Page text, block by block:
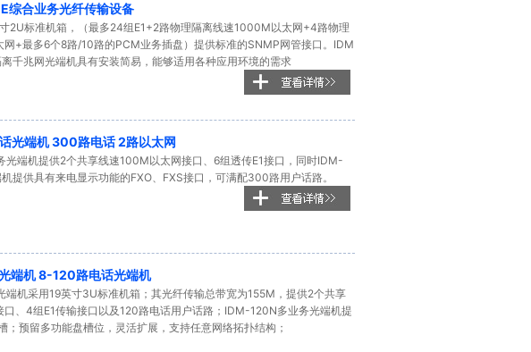
综合业务光纤传输设备
2U标准机箱，（最多24组E1+2路物理隔离线速1000M以太网+4路物理
+最多6个8路/10路的PCM业务插盘）提供标准的SNMP网管接口。IDM
千兆网光端机具有安装简易，能够适用各种应用环境的需求
光端机 300路电话 2路以太网
端机提供2个共享线速100M以太网接口、6组透传E1接口，同时IDM-
提供具有来电显示功能的FXO、FXS接口，可满配300路用户话路。
端机 8-120路电话光端机
端机采用19英寸3U标准机箱；其光纤传输总带宽为155M，提供2个共享
、4组E1传输接口以及120路电话用户话路；IDM-120N多业务光端机提
；预留多功能盘槽位，灵活扩展，支持任意网络拓扑结构；